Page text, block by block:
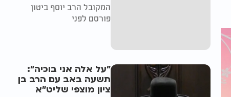
המקובל הרב יוסף ביטון
פורסם לפני
"על אלה אני בוכיה":
תשעה באב עם הרב בן
ציון מוצפי שליט"א